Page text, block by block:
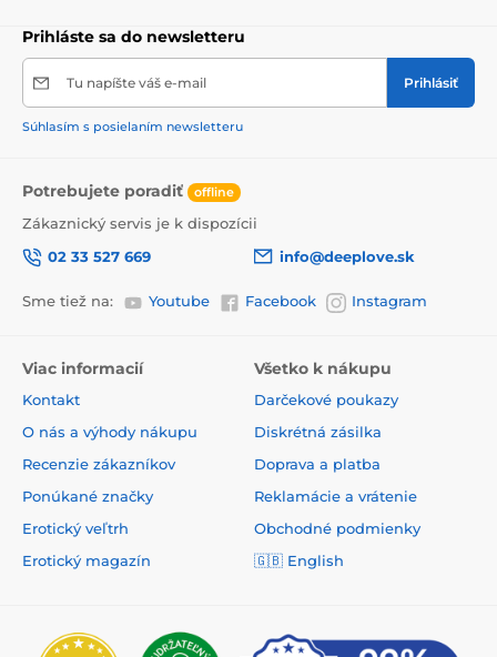
Prihláste sa do newsletteru
Tu napíšte váš e-mail Prihlásiť
Súhlasím s posielaním newsletteru
Potrebujete poradiť offline
Zákaznický servis je k dispozícii
02 33 527 669
info@deeplove.sk
Sme tiež na: Youtube Facebook Instagram
Viac informacií
Kontakt
O nás a výhody nákupu
Recenzie zákazníkov
Ponúkané značky
Erotický veľtrh
Erotický magazín
Všetko k nákupu
Darčekové poukazy
Diskrétná zásilka
Doprava a platba
Reklamácie a vrátenie
Obchodné podmienky
🇬🇧 English